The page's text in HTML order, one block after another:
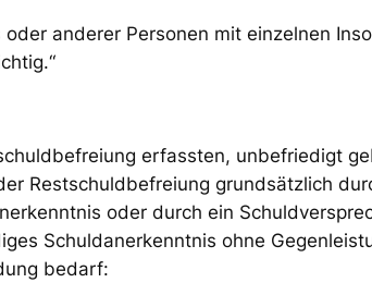
anderer Personen mit einzelnen
erfassten, unbefriedigt
Restschuldbefreiung grundsätzlich
oder durch ein
Schuldanerkenntnis ohne
bedarf: